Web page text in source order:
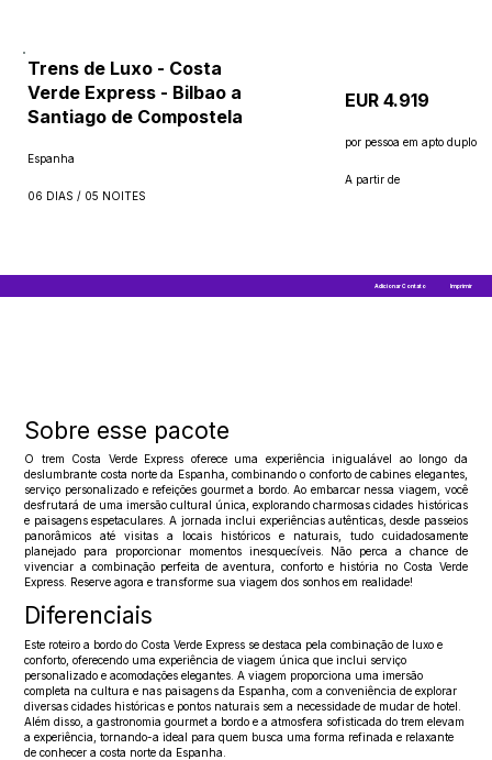
Adicionar Contato Imprimir
Trens de Luxo - Costa
Verde Express - Bilbao a
Santiago de Compostela
Espanha
06 DIAS / 05 NOITES
A partir de
EUR 4.919
por pessoa em apto duplo
Sobre esse pacote
O trem Costa Verde Express oferece uma experiência inigualável ao longo da
deslumbrante costa norte da Espanha, combinando o conforto de cabines elegantes,
serviço personalizado e refeições gourmet a bordo. Ao embarcar nessa viagem, você
desfrutará de uma imersão cultural única, explorando charmosas cidades históricas
e paisagens espetaculares. A jornada inclui experiências autênticas, desde passeios
panorâmicos até visitas a locais históricos e naturais, tudo cuidadosamente
planejado para proporcionar momentos inesquecíveis. Não perca a chance de
vivenciar a combinação perfeita de aventura, conforto e história no Costa Verde
Express. Reserve agora e transforme sua viagem dos sonhos em realidade!
Diferenciais
Este roteiro a bordo do Costa Verde Express se destaca pela combinação de luxo e
conforto, oferecendo uma experiência de viagem única que inclui serviço
personalizado e acomodações elegantes. A viagem proporciona uma imersão
completa na cultura e nas paisagens da Espanha, com a conveniência de explorar
diversas cidades históricas e pontos naturais sem a necessidade de mudar de hotel.
Além disso, a gastronomia gourmet a bordo e a atmosfera sofisticada do trem elevam
a experiência, tornando-a ideal para quem busca uma forma refinada e relaxante
de conhecer a costa norte da Espanha.